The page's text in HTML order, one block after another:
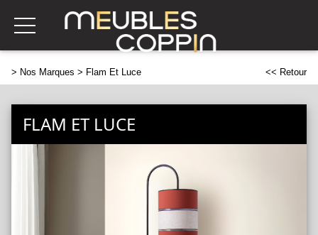
> Nos Marques > Flam Et Luce << Retour
FLAM ET LUCE